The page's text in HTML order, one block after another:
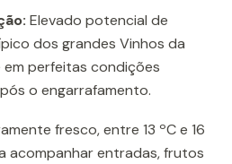
Elevado potencial de
dos grandes Vinhos da
perfeitas condições
o engarrafamento.
fresco, entre 13 ºC e 16
acompanhar entradas, frutos